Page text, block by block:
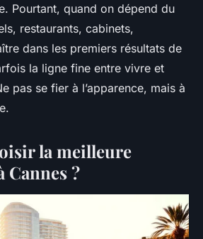
Pourtant, quand on dépend du
restaurants, cabinets,
dans les premiers résultats de
la ligne fine entre vivre et
pas se fier à l’apparence, mais à
la meilleure
Cannes ?